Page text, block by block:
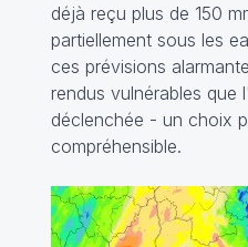
déjà reçu plus de 150
partiellement sous les
ces prévisions
rendus vulnérables que
déclenchée - un choix
compréhensible.